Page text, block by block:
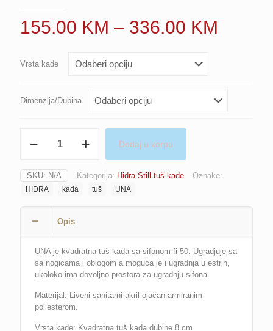
155.00 KM – 336.00 KM
Vrsta kade
Dimenzija/Dubina
količina
Dodaj u korpu
SKU: N/A Kategorija: Hidra Still tuš kade Oznake:
HIDRA kada tuš UNA
Opis
UNA je kvadratna tuš kada sa sifonom fi 50. Ugradjuje sa
sa nogicama i oblogom a moguća je i ugradnja u estrih,
ukoloko ima dovoljno prostora za ugradnju sifona.
Materijal: Liveni sanitarni akril ojačan armiranim
poliesterom.
Vrsta kade: Kvadratna tuš kada dubine 8 cm